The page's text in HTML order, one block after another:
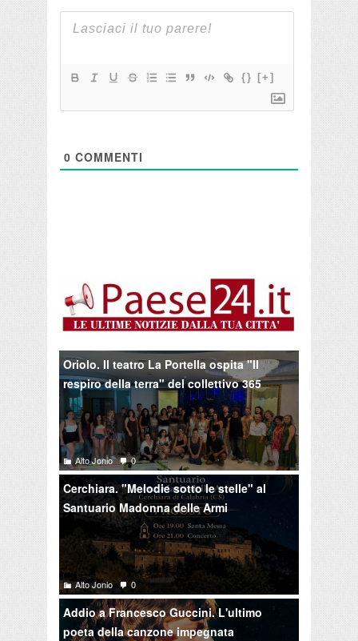
{} [+]
0 COMMENTI
Oriolo. Il teatro La Portella ospita "Il
respiro della terra" del collettivo 365
Alto Jonio 0
Cerchiara. "Melodie sotto le stelle" al
Santuario Madonna delle Armi
Alto Jonio 0
Addio a Francesco Guccini. L'ultimo
poeta della canzone impegnata